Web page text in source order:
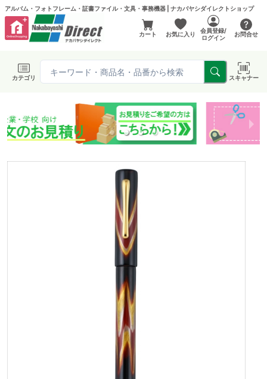
アルバム・フォトフレーム・証書ファイル・文具・事務機器 | ナカバヤシダイレクトショップ
カート お気に入り
会員登録/
ログイン
お問合せ
カテゴリ スキャナー